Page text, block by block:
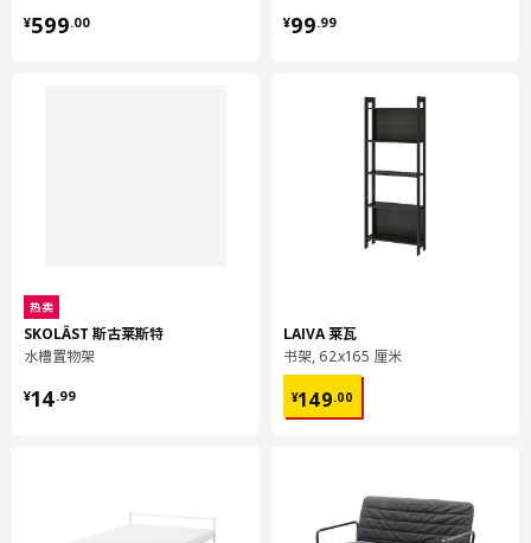
纤维板, 纸制贴膜
¥599.00
¥ 599.00
热卖
SKOLÄST 斯古莱斯特
水槽置物架
¥14.99
¥ 14.99
¥99.99
¥ 99.99
LAIVA 莱瓦
书架, 62x165 厘米
¥149.00
¥ 149.00